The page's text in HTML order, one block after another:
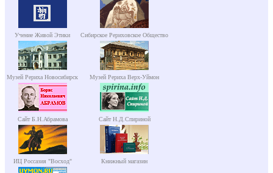
Учение Живой Этики Сибирское Рериховское Общество
Музей Рериха Новосибирск Музей Рериха Верх-Уймон
Сайт Б.Н.Абрамова Сайт Н.Д.Спириной
ИЦ Россазия "Восход" Книжный магазин